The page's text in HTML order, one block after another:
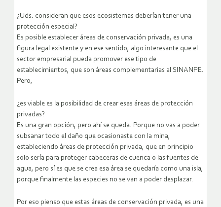
¿Uds. consideran que esos ecosistemas deberían tener una
protección especial?
Es posible establecer áreas de conservación privada, es una
figura legal existente y en ese sentido, algo interesante que el
sector empresarial pueda promover ese tipo de
establecimientos, que son áreas complementarias al SINANPE.
Pero,
¿es viable es la posibilidad de crear esas áreas de protección
privadas?
Es una gran opción, pero ahí se queda. Porque no vas a poder
subsanar todo el daño que ocasionaste con la mina,
estableciendo áreas de protección privada, que en principio
solo sería para proteger cabeceras de cuenca o las fuentes de
agua, pero sí es que se crea esa área se quedaría como una isla,
porque finalmente las especies no se van a poder desplazar.
Por eso pienso que estas áreas de conservación privada, es una